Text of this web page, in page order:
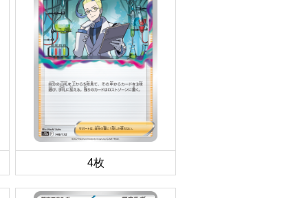
4枚